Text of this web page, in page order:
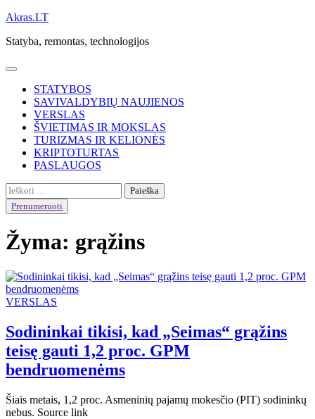
Skip
content
Akras.LT
Statyba, remontas, technologijos
STATYBOS
SAVIVALDYBIŲ NAUJIENOS
VERSLAS
ŠVIETIMAS IR MOKSLAS
TURIZMAS IR KELIONĖS
KRIPTOTURTAS
PASLAUGOS
Ieškoti:
Prenumeruoti
Žyma: grąžins
VERSLAS
Sodininkai tikisi, kad „Seimas“ grąžins
teisę gauti 1,2 proc. GPM
bendruomenėms
Šiais metais, 1,2 proc. Asmeninių pajamų mokesčio (PIT) sodininkų
nebus. Source link